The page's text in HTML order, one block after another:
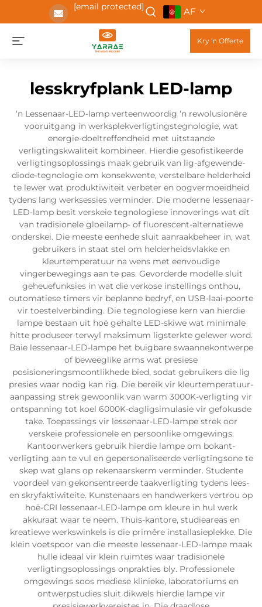
[email protected] AF
Kry 'n Offerte
lesskryfplank LED-lamp
‘n Lessenaar-LED-lamp verteenwoordig ‘n rewolusionêre
vooruitgang in werksplekverligtingstegnologie, wat
energie-doeltreffendheid met uitstaande
verligtingskwaliteit kombineer. Hierdie gesofistikeerde
verligtingsoplossings maak gebruik van lig-afgewende-
diode-tegnologie om konsekwente, verstelbare helderheid
te lewer wat produktiwiteit verbeter en oogvermoeidheid
tydens lang werksessies verminder. Die moderne lessenaar-
LED-lamp besit verskeie tegnologiese innoverings wat dit
van tradisionele gloeilamp- of fluorescent-alternatiewe
onderskei. Die meeste eenhede sluit aanraakbeheer in, wat
gebruikers in staat stel om helderheidsvlakke en
kleurtemperatuur na wens met eenvoudige
vingerbewegings aan te pas. Gevorderde modelle sluit
geheuefunksies in wat die verkose instellings onthou,
outomatiese timers vir beplanne bedryf, en USB-laai-poorte
vir toestelverbinding. Die tegnologiese kern van hierdie
lampe bestaan uit hoë gehalte LED-skiwe wat minimale
hitte produseer terwyl maksimum ligsterkte gelewer word.
Baie lessenaar-LED-lampe het buigbare swaannekontwerpe
of beweeglike arms wat presiese
posisioneringsmoontlikhede bied, sodat gebruikers die lig
presies waar nodig kan rig. Die bereik vir kleurtemperatuur-
aanpassing strek gewoonlik van warm 3000K-verligting vir
ontspanning tot koel 6000K-dagligsimulasie vir gefokusde
take. Toepassings vir lessenaar-LED-lampe strek oor
verskeie professionele en persoonlike omgewings.
Kantoorwerkers gebruik hierdie lampe om bokant-
verligting aan te vul en gepersonaliseerde verligtingsone te
skep wat glans op rekenaarskerm verminder. Studente
voordeel van gekonsentreerde taakverligting tydens lees-
en skryfaktiwiteite. Kunstenaars en handwerkers vertrou op
hoë-CRI lessenaar-LED-lampe om kleure in hul werk
akkuraat waar te neem. Thuis-kantore, studieareas en
kreatiewe werkswinkels is die primêre installasieplekke. Die
klein voetspoor van die meeste lessenaar-LED-lampe maak
hulle ideaal vir klein ruimtes waar tradisionele
verligtingsoplossings onprakties bly. Professionele
omgewings soos mediese klinieke, laboratoriums en
ontwerpstudies sluit dikwels hierdie lampe vir